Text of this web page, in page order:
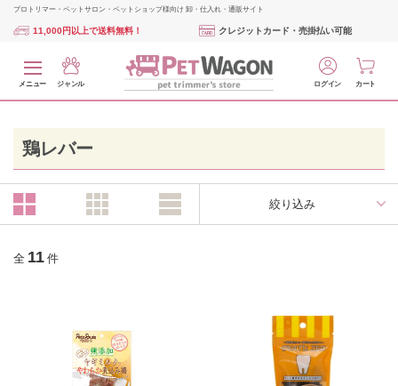
プロトリマー・ペットサロン・ペットショップ様向け 卸・仕入れ・通販サイト
11,000円以上で送料無料！ クレジットカード・売掛払い可能
メニュー ジャンル ログイン カート
鶏レバー
絞り込み
全 11 件